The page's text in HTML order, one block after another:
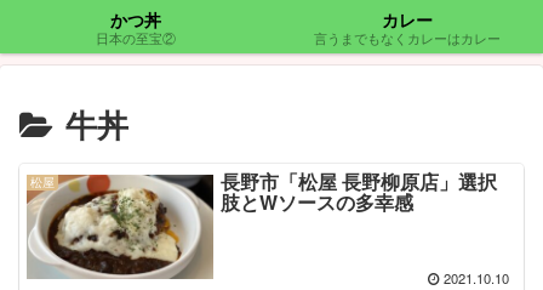
かつ丼
日本の至宝②
カレー
言うまでもなくカレーはカレー
牛丼
松屋 長野市「松屋 長野柳原店」選択
肢とWソースの多幸感
2021.10.10